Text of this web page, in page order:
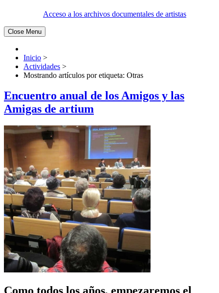
Acceso a los archivos documentales de artistas
Close Menu
Inicio >
Actividades >
Mostrando artículos por etiqueta: Otras
Encuentro anual de los Amigos y las
Amigas de artium